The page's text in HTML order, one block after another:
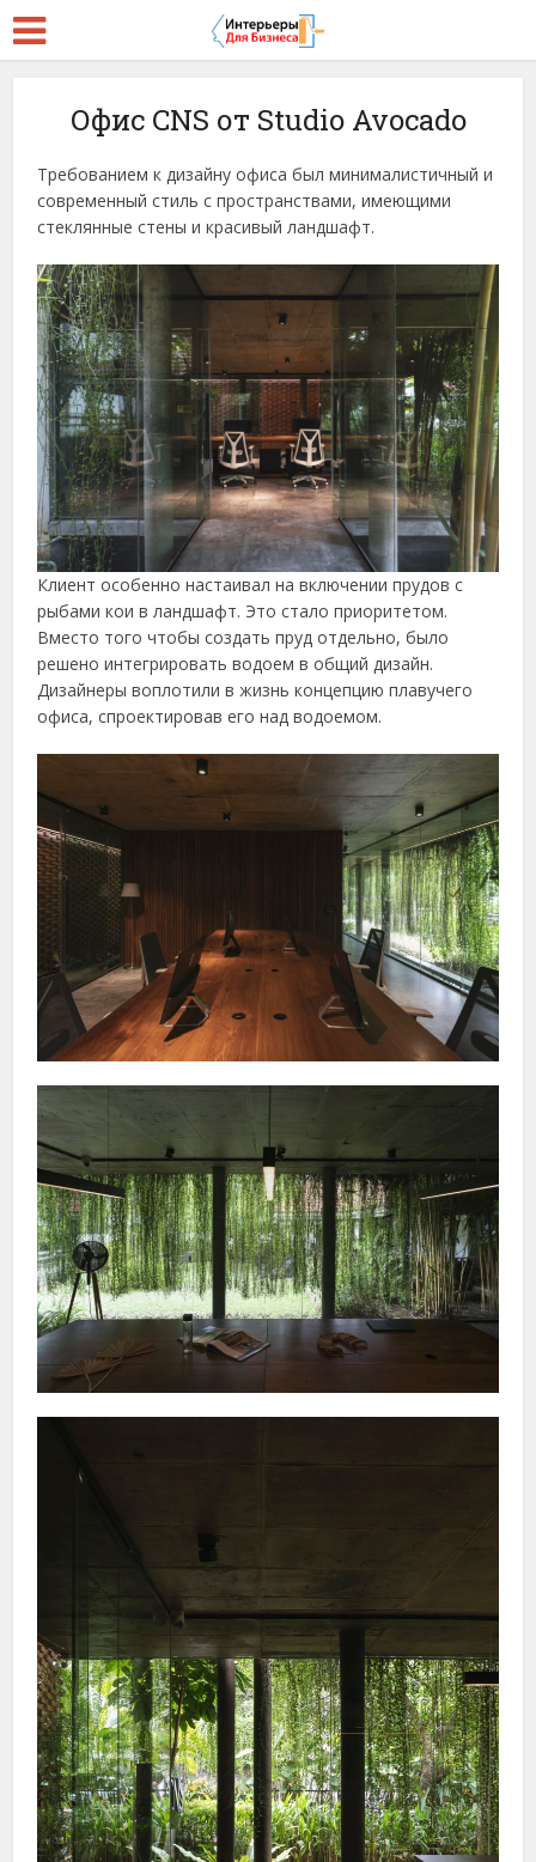
Офис CNS от Studio Avocado
Требованием к дизайну офиса был минималистичный и
современный стиль с пространствами, имеющими
стеклянные стены и красивый ландшафт.
Клиент особенно настаивал на включении прудов с
рыбами кои в ландшафт. Это стало приоритетом.
Вместо того чтобы создать пруд отдельно, было
решено интегрировать водоем в общий дизайн.
Дизайнеры воплотили в жизнь концепцию плавучего
офиса, спроектировав его над водоемом.